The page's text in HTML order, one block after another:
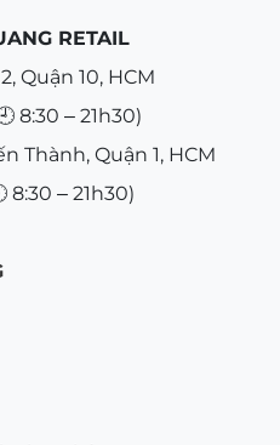
RETAIL
Quận 10, HCM
8:30 – 21h30)
Thành, Quận 1, HCM
8:30 – 21h30)